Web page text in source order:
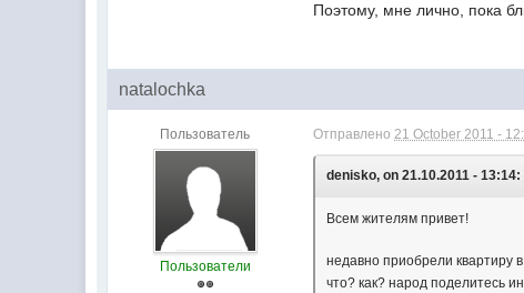
Поэтому, мне лично, пока
natalochka
Пользователь
Пользователи
Отправлено21 October 2011 -
denisko, on 21.10.2011 - 13:14:
Всем жителям привет!
недавно приобрели квартиру
что? как? народ поделитесь